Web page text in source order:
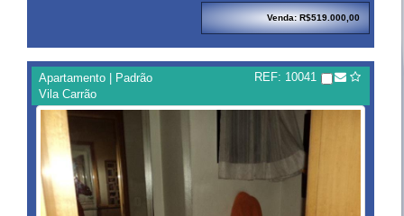
Venda: R$519.000,00
Apartamento | Padrão
Vila Carrão
REF: 10041